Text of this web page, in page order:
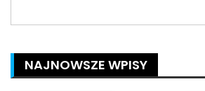
for:
NAJNOWSZE WPISY